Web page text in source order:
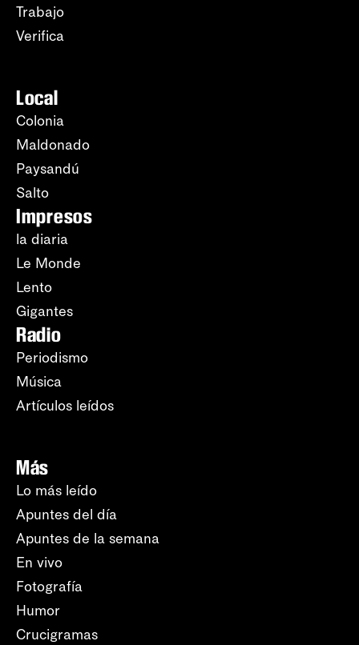
Trabajo
Verifica
Local
Colonia
Maldonado
Paysandú
Salto
Impresos
la diaria
Le Monde
Lento
Gigantes
Radio
Periodismo
Música
Artículos leídos
Más
Lo más leído
Apuntes del día
Apuntes de la semana
En vivo
Fotografía
Humor
Crucigramas